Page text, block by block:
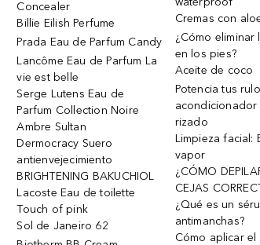
Concealer
Billie Eilish Perfume
Prada Eau de Parfum Candy
Lancôme Eau de Parfum La
vie est belle
Serge Lutens Eau de
Parfum Collection Noire
Ambre Sultan
Dermocracy Suero
antienvejecimiento
BRIGHTENING BAKUCHIOL
Lacoste Eau de toilette
Touch of pink
Sol de Janeiro 62
Cremas con
¿Cómo eliminar
en los pies?
Aceite de coco
Potencia tus
rizado
Limpieza facial:
vapor
¿CÓMO
CEJAS
¿Qué es un
antimanchas?
Cómo aplicar